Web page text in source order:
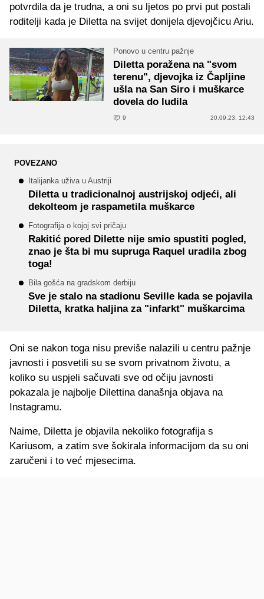
potvrdila da je trudna, a oni su ljetos po prvi put postali
roditelji kada je Diletta na svijet donijela djevojčicu Ariu.
Ponovo u centru pažnje
Diletta poražena na "svom
terenu", djevojka iz Čapljine
ušla na San Siro i muškarce
dovela do ludila
9 20.09.23. 12:43
POVEZANO
Italijanka uživa u Austriji
Diletta u tradicionalnoj austrijskoj odjeći, ali
dekolteom je raspametila muškarce
Fotografija o kojoj svi pričaju
Rakitić pored Dilette nije smio spustiti pogled,
znao je šta bi mu supruga Raquel uradila zbog
toga!
Bila gošća na gradskom derbiju
Sve je stalo na stadionu Seville kada se pojavila
Diletta, kratka haljina za "infarkt" muškarcima
Oni se nakon toga nisu previše nalazili u centru pažnje
javnosti i posvetili su se svom privatnom životu, a
koliko su uspjeli sačuvati sve od očiju javnosti
pokazala je najbolje Dilettina današnja objava na
Instagramu.
Naime, Diletta je objavila nekoliko fotografija s
Kariusom, a zatim sve šokirala informacijom da su oni
zaručeni i to već mjesecima.